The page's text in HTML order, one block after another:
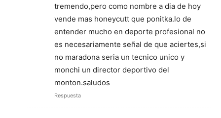
tremendo,pero como nombre a dia de hoy
vende mas honeycutt que ponitka.lo de
entender mucho en deporte profesional no
es necesariamente señal de que aciertes,si
no maradona seria un tecnico unico y
monchi un director deportivo del
monton.saludos
Respuesta